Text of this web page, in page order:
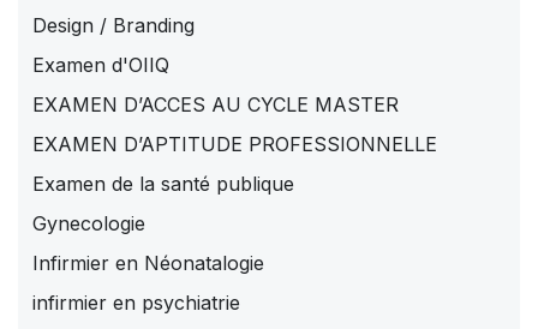
Design / Branding
Examen d'OIIQ
EXAMEN D’ACCES AU CYCLE MASTER
EXAMEN D’APTITUDE PROFESSIONNELLE
Examen de la santé publique
Gynecologie
Infirmier en Néonatalogie
infirmier en psychiatrie